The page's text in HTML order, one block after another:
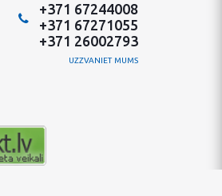
+371 67244008
+371 67271055
+371 26002793
UZZVANIET MUMS